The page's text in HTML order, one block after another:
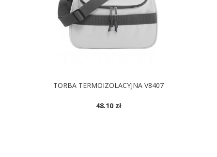
TORBA TERMOIZOLACYJNA V8407
48.10 zł